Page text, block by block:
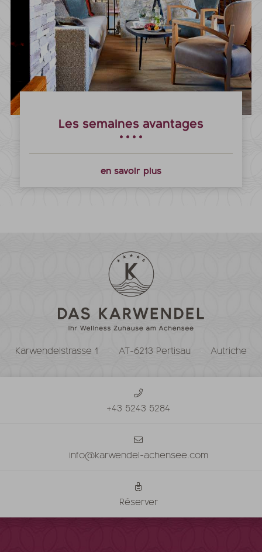
Les semaines avantages
en savoir plus
Karwendelstrasse 1 AT-6213 Pertisau Autriche
+43 5243 5284
info@karwendel-achensee.com
Réserver